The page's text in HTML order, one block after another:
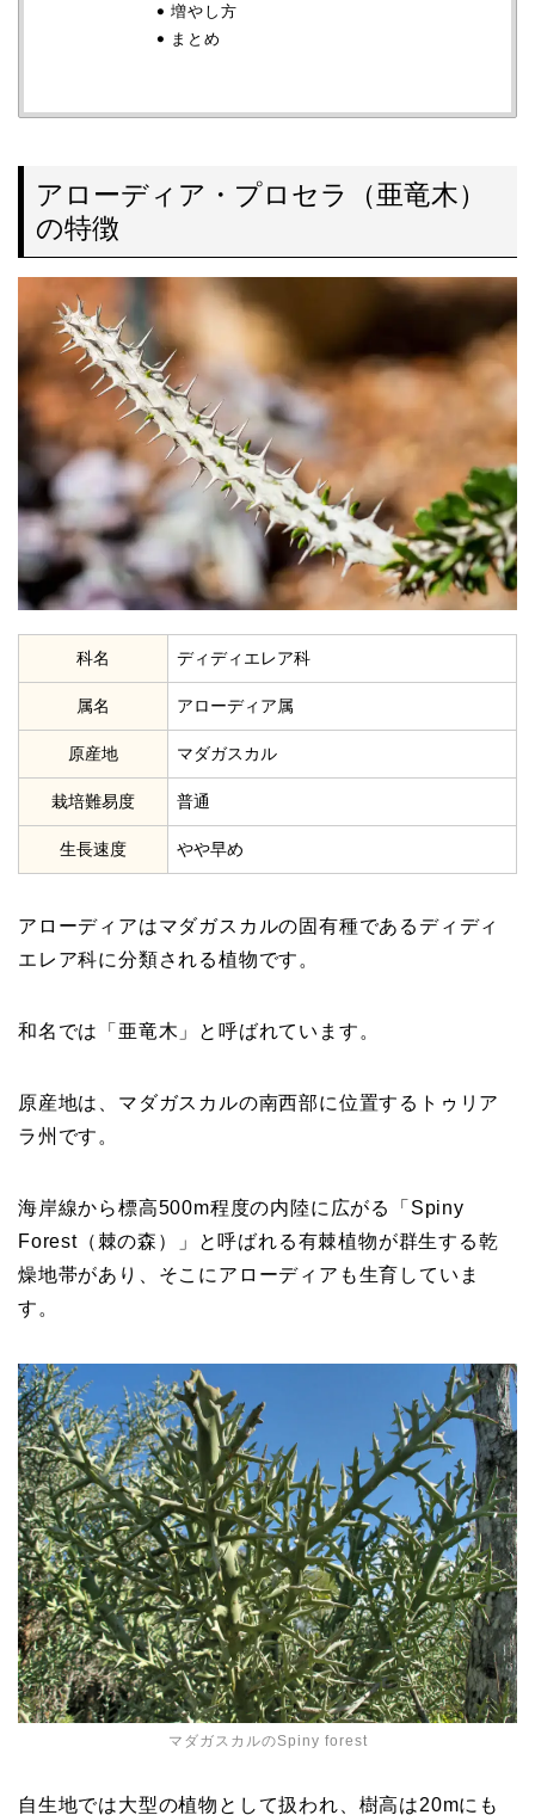
増やし方
まとめ
アローディア・プロセラ（亜竜木）
の特徴
科名 ディディエレア科
属名 アローディア属
原産地 マダガスカル
栽培難易度 普通
生長速度 やや早め
アローディアはマダガスカルの固有種であるディディ
エレア科に分類される植物です。
和名では「亜竜木」と呼ばれています。
原産地は、マダガスカルの南西部に位置するトゥリア
ラ州です。
海岸線から標高500m程度の内陸に広がる「Spiny
Forest（棘の森）」と呼ばれる有棘植物が群生する乾
燥地帯があり、そこにアローディアも生育していま
す。
マダガスカルのSpiny forest
自生地では大型の植物として扱われ、樹高は20mにも